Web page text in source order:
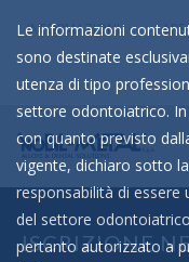
INFORMAZIONI
ISCRIZIONE
Le informazioni
sono destinate
utenza di tipo
settore odontoiatrico.
con quanto previsto
vigente, dichiaro sotto
responsabilità di essere
del settore
pertanto autorizzato a